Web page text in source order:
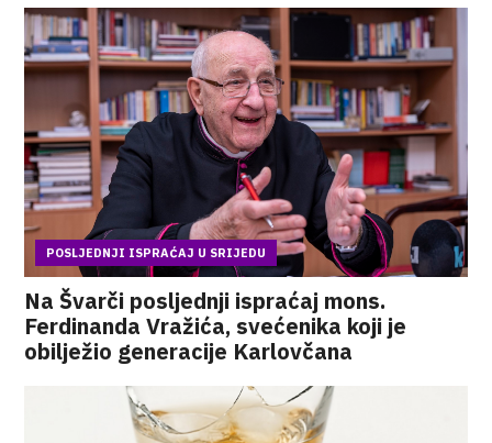
POSLJEDNJI ISPRAĆAJ U SRIJEDU
Na Švarči posljednji ispraćaj mons.
Ferdinanda Vražića, svećenika koji je
obilježio generacije Karlovčana